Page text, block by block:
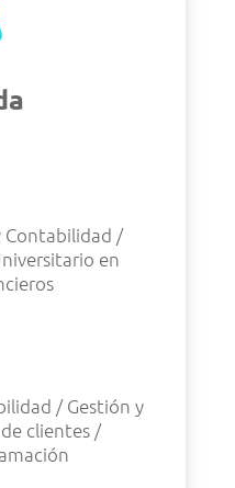
Contabilidad /
en
/ Gestión y
clientes /